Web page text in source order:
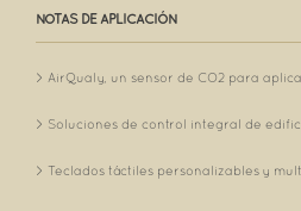
NOTAS DE APLICACIÓN
AirQualy, un sensor de CO2 para
Soluciones de control integral de
Teclados táctiles personalizables y